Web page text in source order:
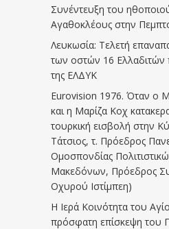
Συνέντευξη του
Αγαθοκλέους στην
Λευκωσία: Τελετή
των οστών 16 Ελλαδιτών
της ΕΛΔΥΚ
Eurovision 1976. Όταν ο
και η Μαρίζα Κοχ
τουρκική εισβολή στην
Τάτσιος, τ. Πρόεδρος
Ομοσπονδίας
Μακεδόνων, Πρόεδρος
Οχυρού Ιστίμπεη)
Η Ιερά Κοινότητα του
πρόσφατη επίσκεψη